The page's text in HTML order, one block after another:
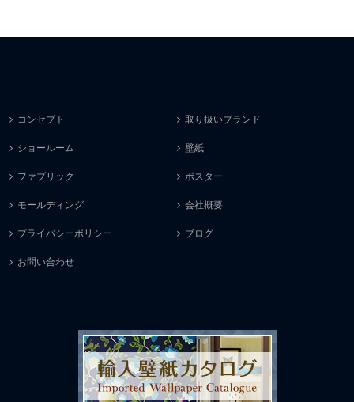
コンセプト 取り扱いブランド
ショールーム 壁紙
ファブリック ポスター
モールディング 会社概要
プライバシーポリシー ブログ
お問い合わせ